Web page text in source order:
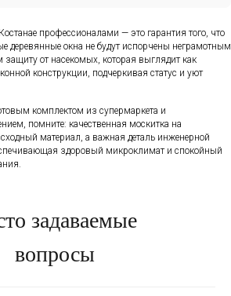
профессионалами — это гарантия того, что
деревянные окна не будут испорчены неграмотным
от насекомых, которая выглядит как
конструкции, подчеркивая статус и уют
комплектом из супермаркета и
помните: качественная москитка на
материал, а важная деталь инженерной
здоровый микроклимат и спокойный
задаваемые
вопросы